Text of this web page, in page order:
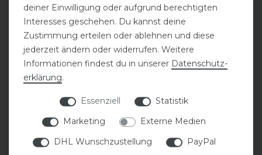
Kentucky Horsewear
Fesselschutz Fellimitat
ARTIKEL MERKEN
Cavallo CAVALHABOR
Hartschalen
ARTIKEL MERKEN
deiner Einwilligung oder aufgrund berechtigten
Interesses geschehen. Du kannst deine
Zustimmung erteilen oder ablehnen und diese
jederzeit ändern oder widerrufen. Weitere
Informationen findest du in unserer Daten­schutz­
erklärung.
Essenziell
Statistik
Marketing
Externe Medien
DHL Wunschzustellung
PayPal